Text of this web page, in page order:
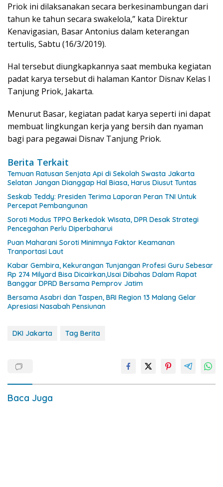
Priok ini dilaksanakan secara berkesinambungan dari
tahun ke tahun secara swakelola,” kata Direktur
Kenavigasian, Basar Antonius dalam keterangan
tertulis, Sabtu (16/3/2019).
Hal tersebut diungkapkannya saat membuka kegiatan
padat karya tersebut di halaman Kantor Disnav Kelas I
Tanjung Priok, Jakarta.
Menurut Basar, kegiatan padat karya seperti ini dapat
membuat lingkungan kerja yang bersih dan nyaman
bagi para pegawai Disnav Tanjung Priok.
Berita Terkait
Temuan Ratusan Senjata Api di Sekolah Swasta Jakarta
Selatan Jangan Dianggap Hal Biasa, Harus Diusut Tuntas
Seskab Teddy: Presiden Terima Laporan Peran TNI Untuk
Percepat Pembangunan
Soroti Modus TPPO Berkedok Wisata, DPR Desak Strategi
Pencegahan Perlu Diperbaharui
Puan Maharani Soroti Minimnya Faktor Keamanan
Tranportasi Laut
Kabar Gembira, Kekurangan Tunjangan Profesi Guru Sebesar
Rp 274 Milyard Bisa Dicairkan,Usai Dibahas Dalam Rapat
Banggar DPRD Bersama Pemprov Jatim
Bersama Asabri dan Taspen, BRI Region 13 Malang Gelar
Apresiasi Nasabah Pensiunan
DKI Jakarta Tag Berita
Baca Juga